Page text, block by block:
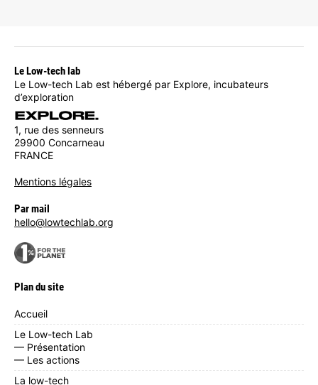
Le Low-tech lab
Le Low-tech Lab est hébergé par Explore, incubateurs
d’exploration
1, rue des senneurs
29900 Concarneau
FRANCE
Mentions légales
Par mail
hello@lowtechlab.org
Plan du site
Accueil
Le Low-tech Lab
— Présentation
— Les actions
La low-tech